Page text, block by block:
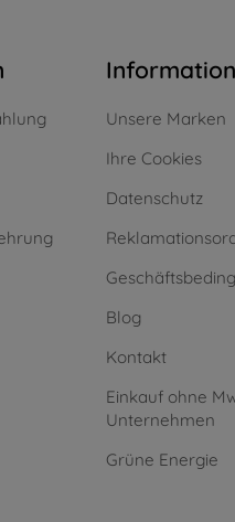
Information
Unsere Marken
Ihre Cookies
Datenschutz
Blog
Kontakt
Einkauf ohne
Unternehmen
Grüne Energie